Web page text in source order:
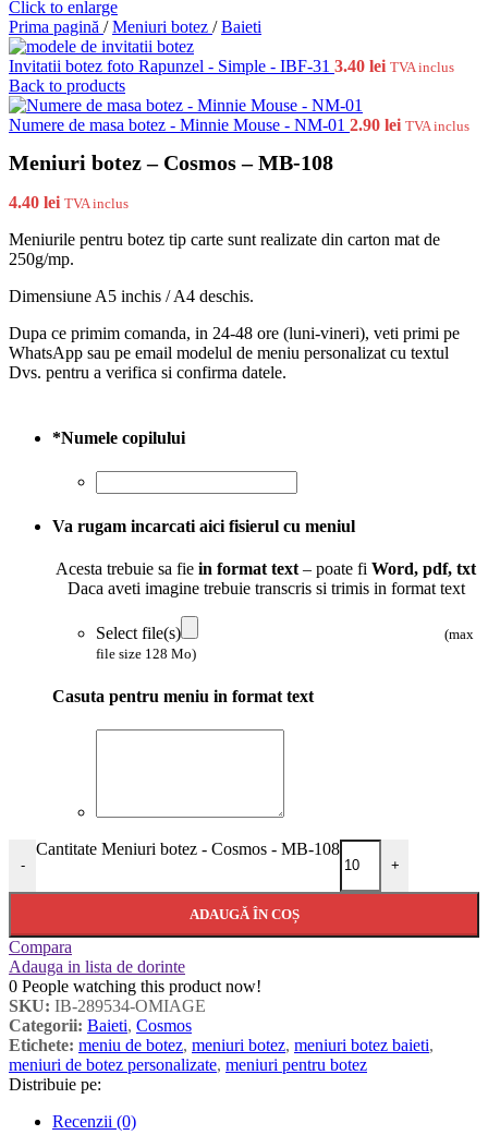
Click to enlarge
Prima pagină / Meniuri botez / Baieti
Invitatii botez foto Rapunzel - Simple - IBF-31 3.40 lei TVA inclus
Back to products
Numere de masa botez - Minnie Mouse - NM-01 2.90 lei TVA inclus
Meniuri botez – Cosmos – MB-108
4.40 lei TVA inclus
Meniurile pentru botez tip carte sunt realizate din carton mat de
250g/mp.
Dimensiune A5 inchis / A4 deschis.
Dupa ce primim comanda, in 24-48 ore (luni-vineri), veti primi pe
WhatsApp sau pe email modelul de meniu personalizat cu textul
Dvs. pentru a verifica si confirma datele.
*Numele copilului
Va rugam incarcati aici fisierul cu meniul
Acesta trebuie sa fie in format text– poate fi Word, pdf, txt
Daca aveti imagine trebuie transcris si trimis in format text
Select file(s)
(max
file size 128 Mo)
Casuta pentru meniu in format text
-
Cantitate Meniuri botez - Cosmos - MB-108
+
ADAUGĂ ÎN COȘ
Compara
Adauga in lista de dorinte
0 People watching this product now!
SKU: IB-289534-OMIAGE
Categorii: Baieti, Cosmos
Etichete: meniu de botez, meniuri botez, meniuri botez baieti,
meniuri de botez personalizate, meniuri pentru botez
Distribuie pe:
Recenzii (0)